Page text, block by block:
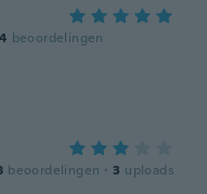
beoordelingen
beoordelingen · 3 uploads